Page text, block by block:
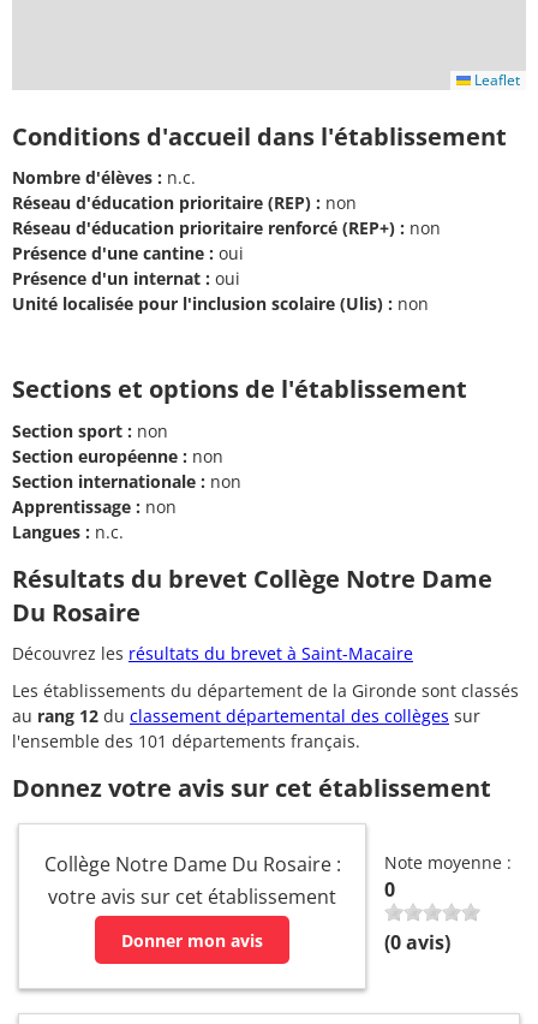
Leaflet
Conditions d'accueil dans l'établissement
Nombre d'élèves : n.c.
Réseau d'éducation prioritaire (REP) : non
Réseau d'éducation prioritaire renforcé (REP+) : non
Présence d'une cantine : oui
Présence d'un internat : oui
Unité localisée pour l'inclusion scolaire (Ulis) : non
Sections et options de l'établissement
Section sport : non
Section européenne : non
Section internationale : non
Apprentissage : non
Langues : n.c.
Résultats du brevet Collège Notre Dame
Du Rosaire
Découvrez les résultats du brevet à Saint-Macaire
Les établissements du département de la Gironde sont classés
au rang 12 du classement départemental des collèges sur
l'ensemble des 101 départements français.
Donnez votre avis sur cet établissement
Collège Notre Dame Du Rosaire :
votre avis sur cet établissement
Donner mon avis
Note moyenne :
0
(0avis)